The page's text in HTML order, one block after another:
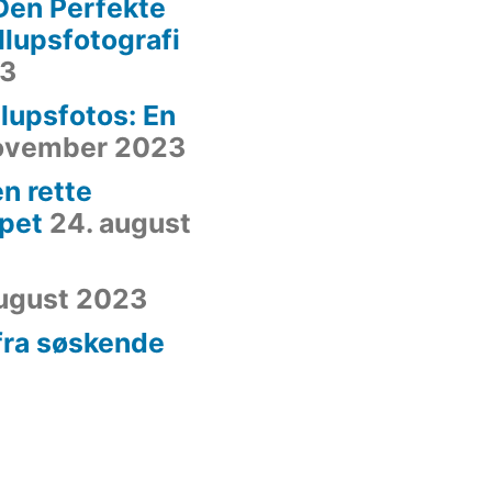
Perfekte
En
2023
rette
24. august
2023
søskende